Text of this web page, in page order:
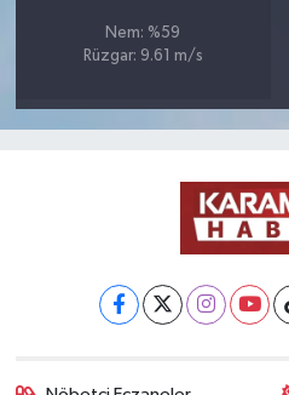
Nem: %59
Rüzgar: 9.61 m/s